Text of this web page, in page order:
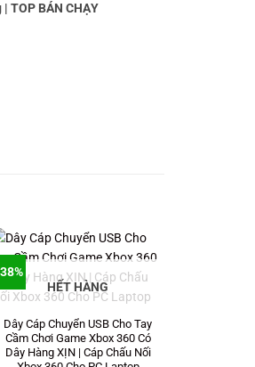
TOP BÁN CHẠY
HẾT HÀNG
Dây Cáp Chuyển USB Cho Tay
Cầm Chơi Game Xbox 360 Có
Dây Hàng XỊN | Cáp Chấu Nối